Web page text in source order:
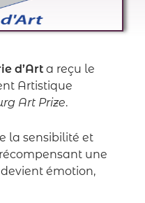
d’Art a reçu le
Artistique
Art Prize.
la sensibilité et
une
émotion,